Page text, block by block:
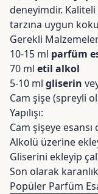
deneyimdir.
tarzına uygun
Gerekli
10-15 ml parfüm
70 ml etil alkol
5-10 ml gliserin
Cam şişe (spreyli
Yapılışı:
Cam şişeye esansı
Alkolü üzerine
Gliserini ekleyip
Son olarak
Popüler Parfüm